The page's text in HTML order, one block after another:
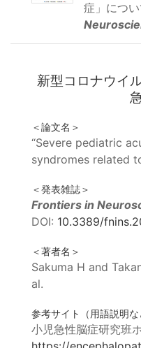
症」につい
新型コロナウイ
＜論文名＞
“Severe pediatric
syndromes related
＜発表雑誌＞
Frontiers in
DOI: 10.3389/
＜著者名＞
Sakuma H and
al.
参考サイト（用語説明な
小児急性脳症研究班